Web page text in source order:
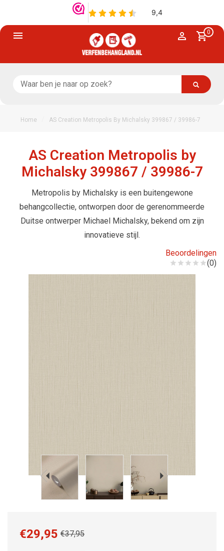
0
Home AS Creation Metropolis By Michalsky 399867 / 39986-7
AS Creation Metropolis by
Michalsky 399867 / 39986-7
Metropolis by Michalsky is een buitengewone
behangcollectie, ontworpen door de gerenommeerde
Duitse ontwerper Michael Michalsky, bekend om zijn
innovatieve stijl.
Beoordelingen
(0)
€37,95
€29,95